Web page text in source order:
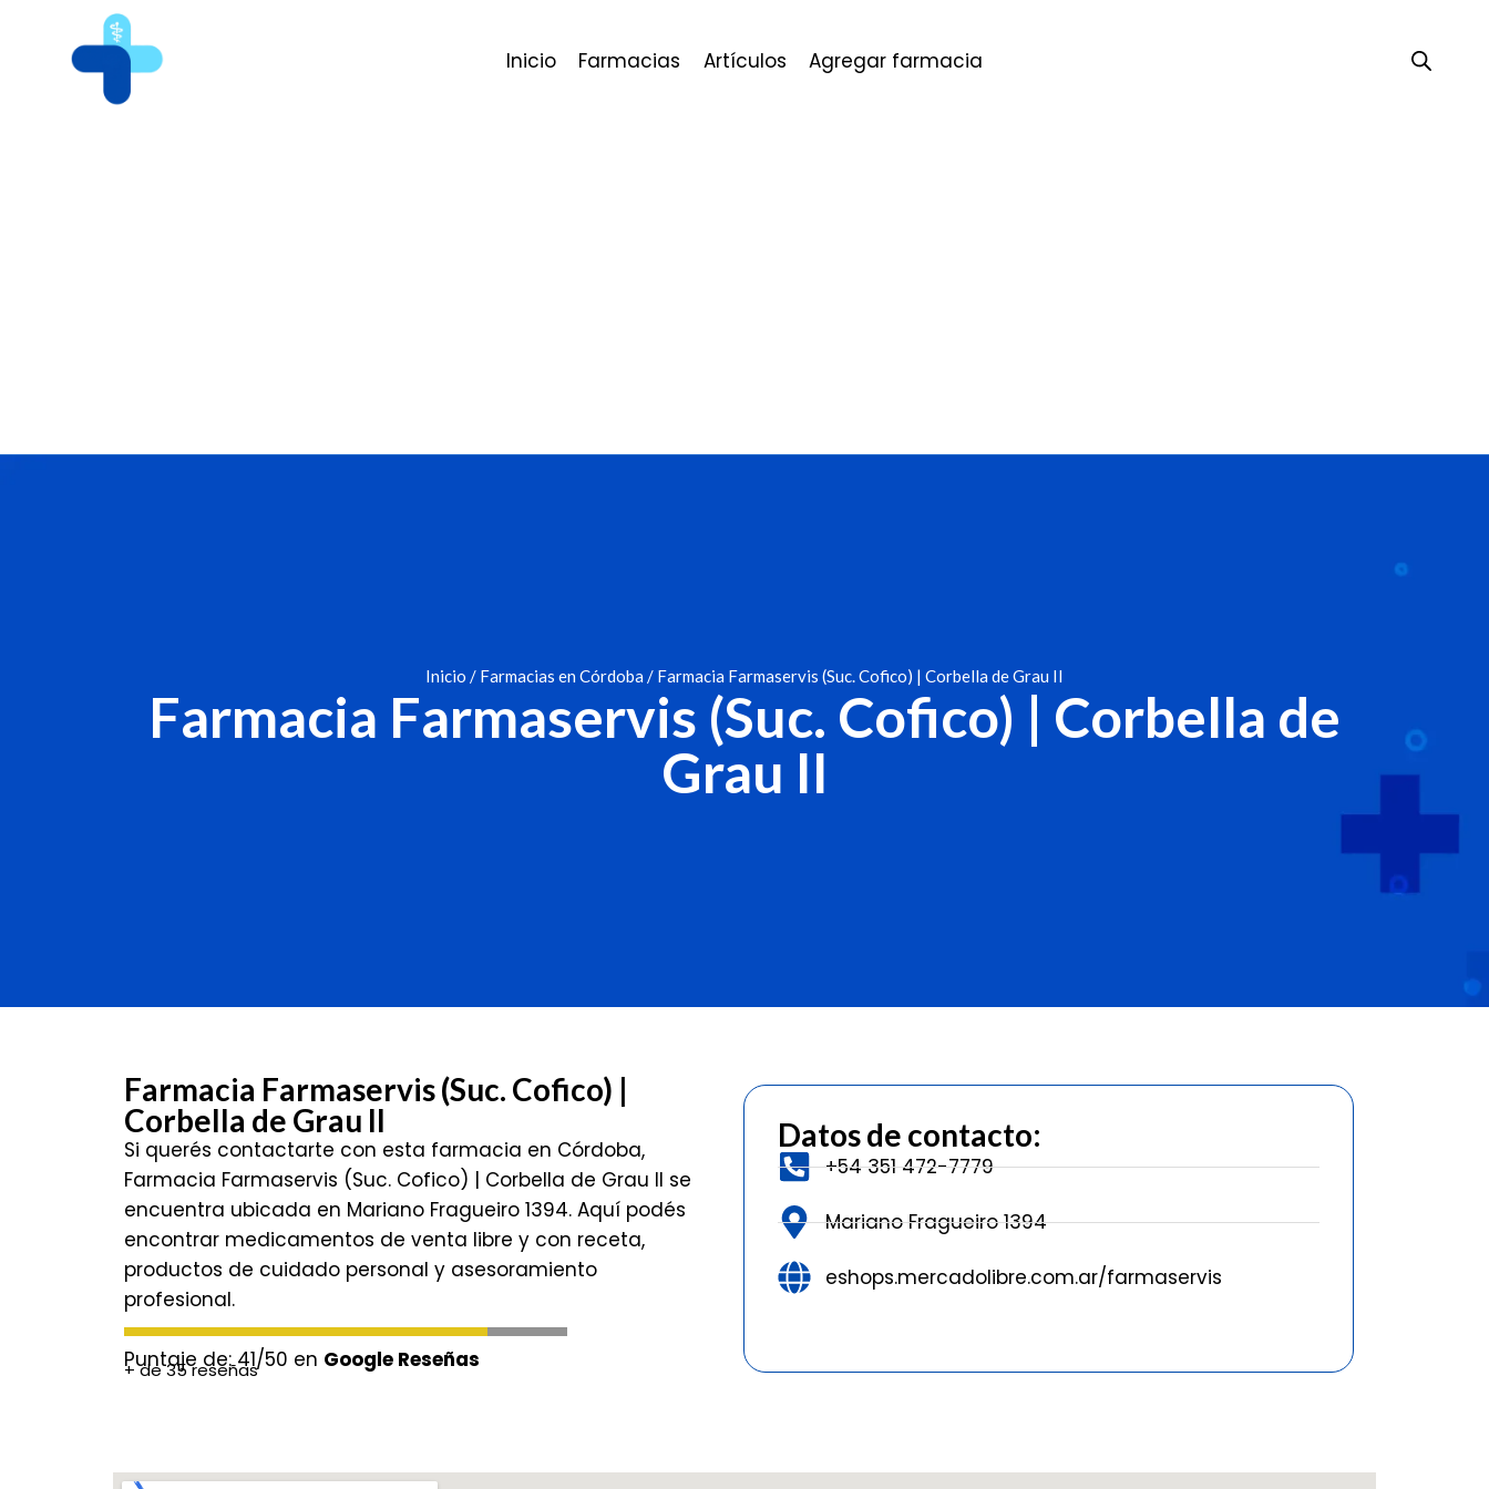
Inicio Farmacias Artículos Agregar farmacia
Inicio / Farmacias en Córdoba / Farmacia Farmaservis (Suc. Cofico) | Corbella de Grau II
Farmacia Farmaservis (Suc. Cofico) | Corbella de
Grau II
Farmacia Farmaservis (Suc. Cofico) |
Corbella de Grau II
Si querés contactarte con esta farmacia en Córdoba,
Farmacia Farmaservis (Suc. Cofico) | Corbella de Grau II se
encuentra ubicada en Mariano Fragueiro 1394. Aquí podés
encontrar medicamentos de venta libre y con receta,
productos de cuidado personal y asesoramiento
profesional.
Puntaje de: 41/50 en Google Reseñas
+ de 35 reseñas
Datos de contacto:
+54 351 472-7779
Mariano Fragueiro 1394
eshops.mercadolibre.com.ar/farmaservis